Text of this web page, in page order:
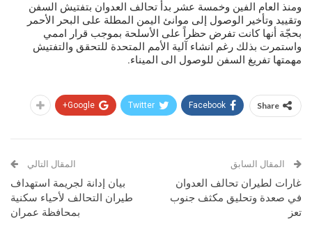
ومنذ العام الفين وخمسة عشر بدأ تحالف العدوان بتفتيش السفن
وتقييد وتأخير الوصول إلى موانئ اليمن المطلة على البحر الأحمر
بحجّة أنها كانت تفرض حظراً على الأسلحة بموجب قرار اممي
واستمرت بذلك رغم انشاء آلية الأمم المتحدة للتحقق والتفتيش
مهمتها تفريغ السفن للوصول الى الميناء.
Share
Facebook
Twitter
Google+
المقال السابق
غارات لطيران تحالف العدوان
في صعدة وتحليق مكثف جنوب
تعز
المقال التالي
بيان إدانة لجريمة استهداف
طيران التحالف لأحياء سكنية
بمحافظة عمران